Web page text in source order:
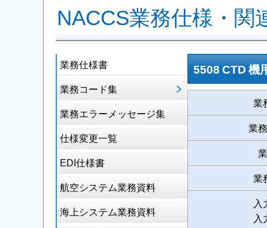
NACCS業務仕様・関
業務仕様書
業務コード集
業務エラーメッセージ集
仕様変更一覧
EDI仕様書
航空システム業務資料
海上システム業務資料
5508 CTD 機
業
業
業
入
入